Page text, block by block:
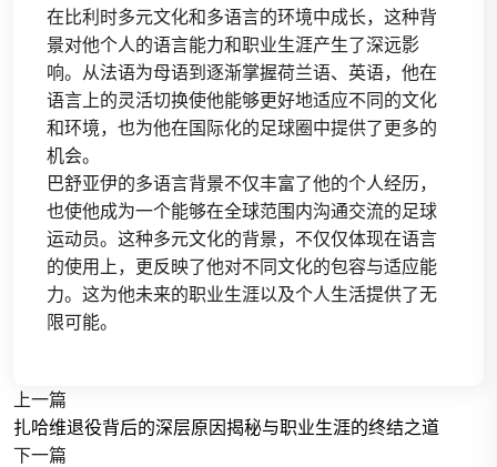
在比利时多元文化和多语言的环境中成长，这种背
景对他个人的语言能力和职业生涯产生了深远影
响。从法语为母语到逐渐掌握荷兰语、英语，他在
语言上的灵活切换使他能够更好地适应不同的文化
和环境，也为他在国际化的足球圈中提供了更多的
机会。
巴舒亚伊的多语言背景不仅丰富了他的个人经历，
也使他成为一个能够在全球范围内沟通交流的足球
运动员。这种多元文化的背景，不仅仅体现在语言
的使用上，更反映了他对不同文化的包容与适应能
力。这为他未来的职业生涯以及个人生活提供了无
限可能。
上一篇
扎哈维退役背后的深层原因揭秘与职业生涯的终结之道
下一篇